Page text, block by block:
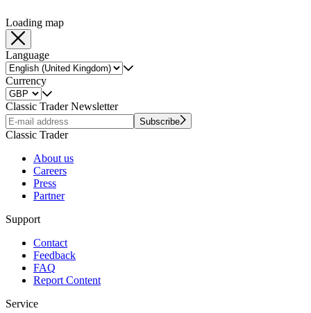
Loading map
Language
Currency
Classic Trader Newsletter
Subscribe
Classic Trader
About us
Careers
Press
Partner
Support
Contact
Feedback
FAQ
Report Content
Service